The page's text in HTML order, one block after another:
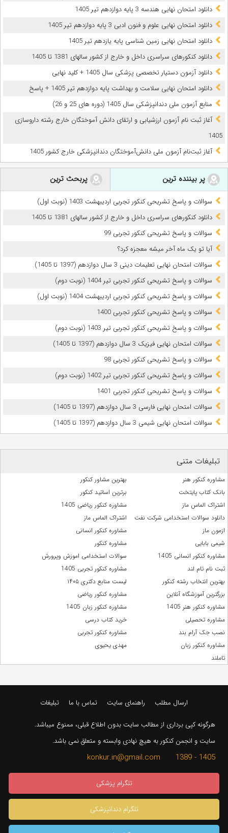
دانلود امتحان نهایی هندسه 3 پایه دوازدهم تیر 1405
دانلود امتحان نهایی علوم و فنون ادبی 3 پایه دوازدهم تیر 1405
دانلود امتحان نهایی زمین شناسی پایه یازدهم تیر 1405
دانلود کنکورهای سراسری داخل و خارج از کشور سالهای 1381 تا 1405
دانلود آزمون دستیار تخصصی پزشکی سال 1405 + کلید نهایی
دانلود امتحان نهایی سلامت و بهداشت پایه دوازدهم تیر 1405 + پاسخ
ﻣﻨﺎﺑﻊ آزﻣﻮن ﻣﻠﯽ دندانپزشکی سال 1405 (دوره های 25 و 26)
آغاز ثبت نام آزمون‌ ارزشیابی و ارتقای دانش آموختگان خارج رشته داروسازی
1405
آغاز ثبت‌نام آزمون ملی دانش‌آموختگان دندانپزشکی خارج کشور 1405
پر بیننده ترین پربحث ترین
سوالات و پاسخ تشریحی کنکور تجربی اردیبهشت 1403 (نوبت اول)
دانلود کنکورهای سراسری داخل و خارج از کشور سالهای 1381 تا 1405
سوالات و پاسخ تشریحی کنکور تجربی 99
آیا تو یک ماه آخر میشه معجزه کرد؟
سوالات امتحان نهایی تعلیمات دینی 3 سال دوازدهم (1397 تا 1405)
سوالات و پاسخ تشریحی کنکور تجربی تیر 1404 (نوبت دوم)
سوالات و پاسخ تشریحی کنکور تجربی اردیبهشت 1404 (نوبت اول)
سوالات و پاسخ تشریحی کنکور تجربی 1400
سوالات و پاسخ تشریحی کنکور تجربی تیر 1403 (نوبت دوم)
سوالات امتحان نهایی فیزیک 3 سال دوازدهم (1397 تا 1405)
سوالات و پاسخ تشریحی کنکور تجربی 98
سوالات و پاسخ تشریحی کنکور تجربی تیر 1402 (نوبت دوم)
سوالات و پاسخ تشریحی کنکور تجربی 1401
سوالات امتحان نهایی فارسی 3 سال دوازدهم (1397 تا 1405)
سوالات امتحان نهایی شیمی 3 سال دوازدهم (1397 تا 1405)
تبلیغات متنی
مشاوره کنکور هنر
بهترین مشاور کنکور
بانک کتاب پایتخت
برترین اساتید کنکور
اشتراک الماس ماز
مشاوره کنکور ریاضی 1405
دانلود سوالات استخدامی شرکت نفت
اشتراک الماس ماز
ازمون ماز
مشاوره کنکور انسانی
شیمی بابایی
مشاوره کنکور
مشاوره کنکور انسانی 1405
سوالات استخدامی اموزش وپرورش
ثبت نام تام لند
مشاوره کنکور تجربی 1405
بهترین انتخاب رشته کنکور
لیست منابع دکتری ۱۴۰۵
بزرگترین آموزشگاه آنلاین
مشاوره کنکور ریاضی
مشاوره کنکور هنر 1405
مشاوره کنکور زبان 1405
مشاوره تحصیلی
خرید کتاب درسی
نصب جک آرام بند
مشاوره کنکور تجربی
مشاوره کنکور زبان
مهدی یحیوی
تاملند
ارسال مطلب راهنمای سایت تماس با ما تبلیغات
هرگونه کپی برداری از مطالب سایت بدون اطلاع قبلی، ممنوع میباشد.
سایت و انجمن کنکور به هیچ نهادی وابسته و متعلق نمی باشد.
1405 - 1389 konkur.in@gmail.com
تلگرام پزشکی
تلگرام دندانپزشکی